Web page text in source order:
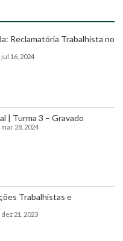
Reclamatória Trabalhista no
jul 16, 2024
| Turma 3 – Gravado
mar 28, 2024
Trabalhistas e
dez 21, 2023